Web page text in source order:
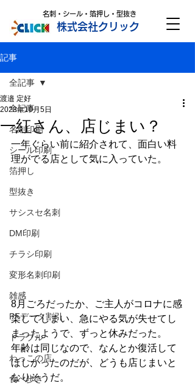
株式会社クリック
名刺・シール・箔押し・型抜き
記事
全記事
名刺印刷
シール印刷
箔押し
型抜き
サシスセ名刺
DM印刷
チラシ印刷
変形名刺印刷
雑感
PFデータ割引
トラブル
わっこの店
食べ歩き
全記事
一紅さん、店じまい？
渡邉 定好
2023年10月5日
一年ぐらい前に紹介されて、面白い料
理がでる店として気に入っていた。
8月ごろだったか、ご主人がコロナに感
染してしまい、急にやる気が失せてし
まったようで、ずっと休みだった。
年齢は同じなので、なんとか復活して
ほしかったのだが、どうも店じまいと
なりそうだ。